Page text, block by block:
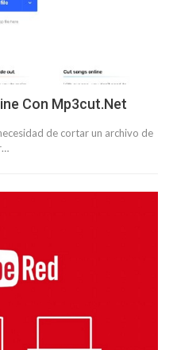
Con Mp3cut.net
de cortar un archivo de